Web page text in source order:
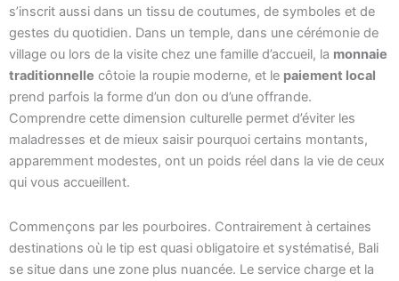
s’inscrit aussi dans un tissu de coutumes, de symboles et de
gestes du quotidien. Dans un temple, dans une cérémonie de
village ou lors de la visite chez une famille d’accueil, la monnaie
traditionnelle côtoie la roupie moderne, et le paiement local
prend parfois la forme d’un don ou d’une offrande.
Comprendre cette dimension culturelle permet d’éviter les
maladresses et de mieux saisir pourquoi certains montants,
apparemment modestes, ont un poids réel dans la vie de ceux
qui vous accueillent.
Commençons par les pourboires. Contrairement à certaines
destinations où le tip est quasi obligatoire et systématisé, Bali
se situe dans une zone plus nuancée. Le service charge et la